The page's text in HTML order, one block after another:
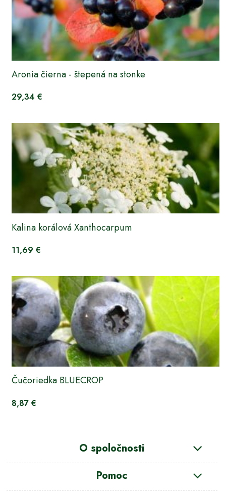
Aronia čierna - štepená na stonke
29,34 €
Kalina korálová Xanthocarpum
11,69 €
Čučoriedka BLUECROP
8,87 €
O spoločnosti
Pomoc